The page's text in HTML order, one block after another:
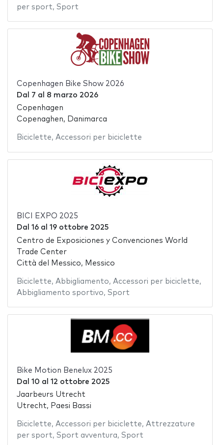
per sport, Sport
Copenhagen Bike Show 2026
Dal 7 al 8 marzo 2026
Copenhagen
Copenaghen, Danimarca
Biciclette, Accessori per biciclette
BICI EXPO 2025
Dal 16al 19 ottobre 2025
Centro de Exposiciones y Convenciones World
Trade Center
Città del Messico, Messico
Biciclette, Abbigliamento, Accessori per biciclette,
Abbigliamento sportivo, Sport
Bike Motion Benelux 2025
Dal 10 al 12 ottobre 2025
Jaarbeurs Utrecht
Utrecht, Paesi Bassi
Biciclette, Accessori per biciclette, Attrezzature
per sport, Sport avventura, Sport